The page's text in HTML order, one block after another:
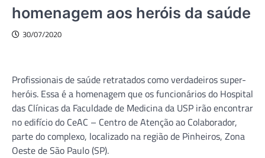
homenagem aos heróis da saúde
30/07/2020
Profissionais de saúde retratados como verdadeiros super-
heróis. Essa é a homenagem que os funcionários do Hospital
das Clínicas da Faculdade de Medicina da USP irão encontrar
no edifício do CeAC – Centro de Atenção ao Colaborador,
parte do complexo, localizado na região de Pinheiros, Zona
Oeste de São Paulo (SP).